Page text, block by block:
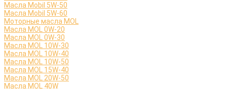
Масла Mobil 5W-50
Масла Mobil 5W-60
Моторные масла MOL
Масла MOL 0W-20
Масла MOL 0W-30
Масла MOL 10W-30
Масла MOL 10W-40
Масла MOL 10W-50
Масла MOL 15W-40
Масла MOL 20W-50
Масла MOL 40W